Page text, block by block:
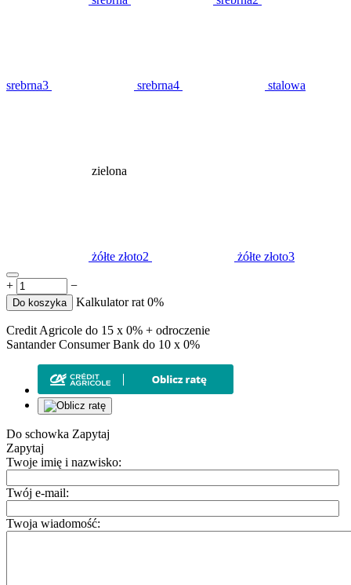
srebrna3 srebrna4 stalowa
zielona
żółte złoto2 żółte złoto3
+ −
Do koszyka Kalkulator rat 0%
Credit Agricole do 15 x 0% + odroczenie
Santander Consumer Bank do 10 x 0%
Do schowka Zapytaj
Zapytaj
Twoje imię i nazwisko:
Twój e-mail:
Twoja wiadomość: